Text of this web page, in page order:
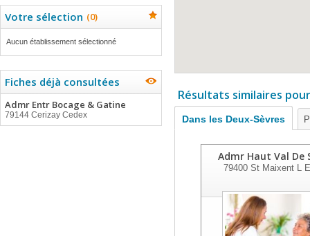
Votre sélection (0)
Aucun établissement sélectionné
Fiches déjà consultées
Admr Entr Bocage & Gatine
79144 Cerizay Cedex
Résultats similaires
Dans les Deux-Sèvres
Admr Haut Val De
79400St Maixent L